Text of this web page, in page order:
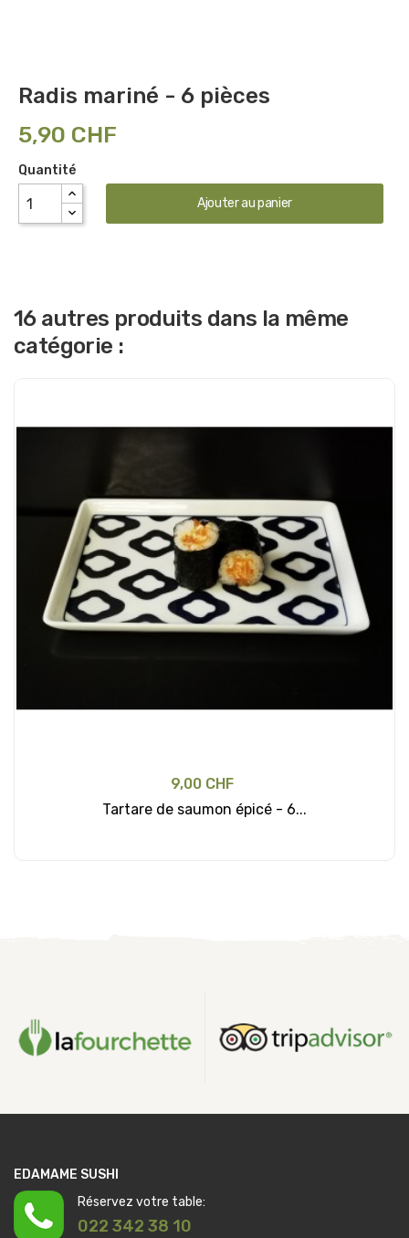
Radis mariné - 6 pièces
5,90 CHF
Quantité
Ajouter au panier
16 autres produits dans la même
catégorie :
9,00 CHF
Tartare de saumon épicé - 6...
EDAMAME SUSHI
Réservez votre table:
022 342 38 10